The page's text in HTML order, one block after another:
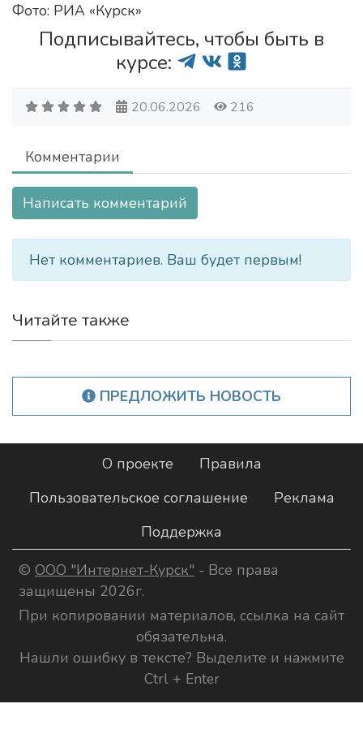
Фото: РИА «Курск»
Подписывайтесь, чтобы быть в
курсе:
20.06.2026 216
Комментарии
Написать комментарий
Нет комментариев. Ваш будет первым!
Читайте также
ПРЕДЛОЖИТЬ НОВОСТЬ
О проекте
Правила
Пользовательское соглашение
Реклама
Поддержка
© ООО "Интернет-Курск" - Все права
защищены 2026г.
При копировании материалов, ссылка на сайт
обязательна.
Нашли ошибку в тексте? Выделите и нажмите
Ctrl + Enter